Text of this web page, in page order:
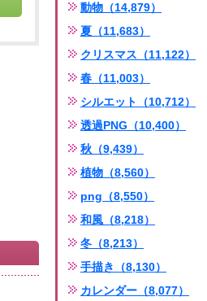
動物（14,879）
夏（11,683）
クリスマス（11,122）
春（11,003）
シルエット（10,712）
透過PNG（10,400）
秋（9,439）
植物（8,560）
png（8,550）
和風（8,218）
冬（8,213）
手描き（8,130）
カレンダー（8,077）